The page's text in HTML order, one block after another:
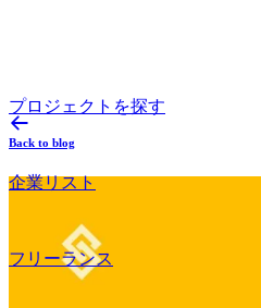
プロジェクトを探す
企業リスト
フリーランス
Back to blog